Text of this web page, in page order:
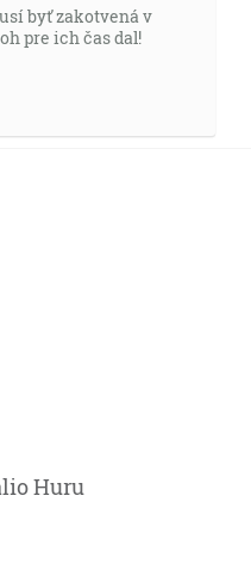
byť zakotvená v
pre ich čas dal!
Huru